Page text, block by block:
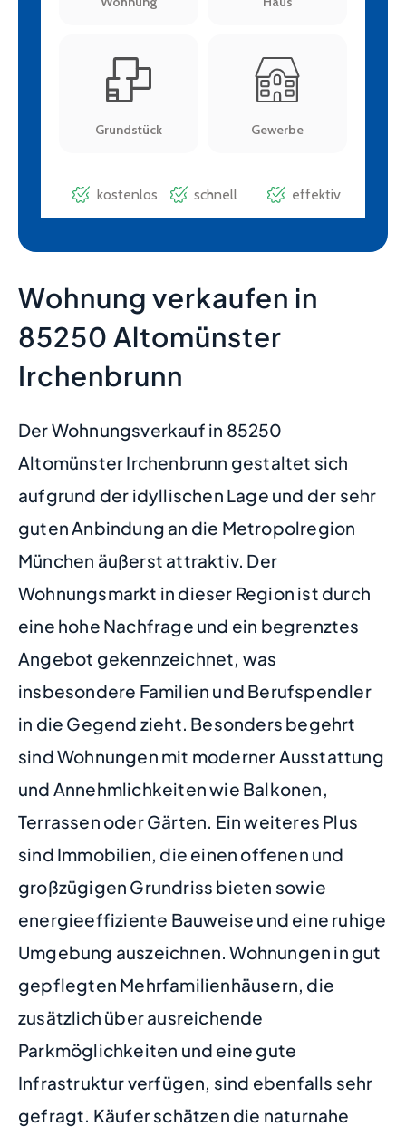
Wohnung verkaufen in
85250 Altomünster
Irchenbrunn
Der Wohnungsverkauf in 85250
Altomünster Irchenbrunn gestaltet sich
aufgrund der idyllischen Lage und der sehr
guten Anbindung an die Metropolregion
München äußerst attraktiv. Der
Wohnungsmarkt in dieser Region ist durch
eine hohe Nachfrage und ein begrenztes
Angebot gekennzeichnet, was
insbesondere Familien und Berufspendler
in die Gegend zieht. Besonders begehrt
sind Wohnungen mit moderner Ausstattung
und Annehmlichkeiten wie Balkonen,
Terrassen oder Gärten. Ein weiteres Plus
sind Immobilien, die einen offenen und
großzügigen Grundriss bieten sowie
energieeffiziente Bauweise und eine ruhige
Umgebung auszeichnen. Wohnungen in gut
gepflegten Mehrfamilienhäusern, die
zusätzlich über ausreichende
Parkmöglichkeiten und eine gute
Infrastruktur verfügen, sind ebenfalls sehr
gefragt. Käufer schätzen die naturnahe